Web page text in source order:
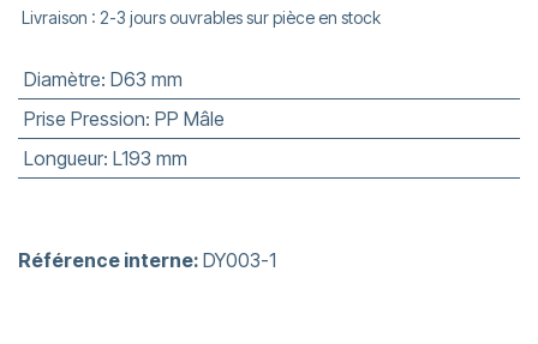
Livraison : 2-3 jours ouvrables sur pièce en stock
Diamètre: D63 mm
Prise Pression: PP Mâle
Longueur: L193 mm
Référence interne: DY003-1